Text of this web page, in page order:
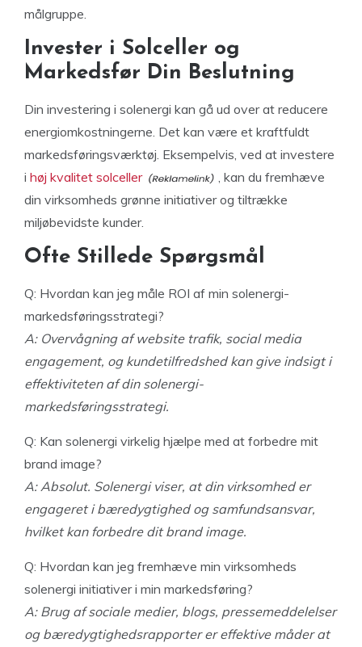
målgruppe.
Invester i Solceller og
Markedsfør Din Beslutning
Din investering i solenergi kan gå ud over at reducere
energiomkostningerne. Det kan være et kraftfuldt
markedsføringsværktøj. Eksempelvis, ved at investere
i høj kvalitet solceller
, kan du fremhæve
din virksomheds grønne initiativer og tiltrække
miljøbevidste kunder.
Ofte Stillede Spørgsmål
Q: Hvordan kan jeg måle ROI af min solenergi-
markedsføringsstrategi?
A: Overvågning af website trafik, social media
engagement, og kundetilfredshed kan give indsigt i
effektiviteten af din solenergi-
markedsføringsstrategi.
Q: Kan solenergi virkelig hjælpe med at forbedre mit
brand image?
A: Absolut. Solenergi viser, at din virksomhed er
engageret i bæredygtighed og samfundsansvar,
hvilket kan forbedre dit brand image.
Q: Hvordan kan jeg fremhæve min virksomheds
solenergi initiativer i min markedsføring?
A: Brug af sociale medier, blogs, pressemeddelelser
og bæredygtighedsrapporter er effektive måder at